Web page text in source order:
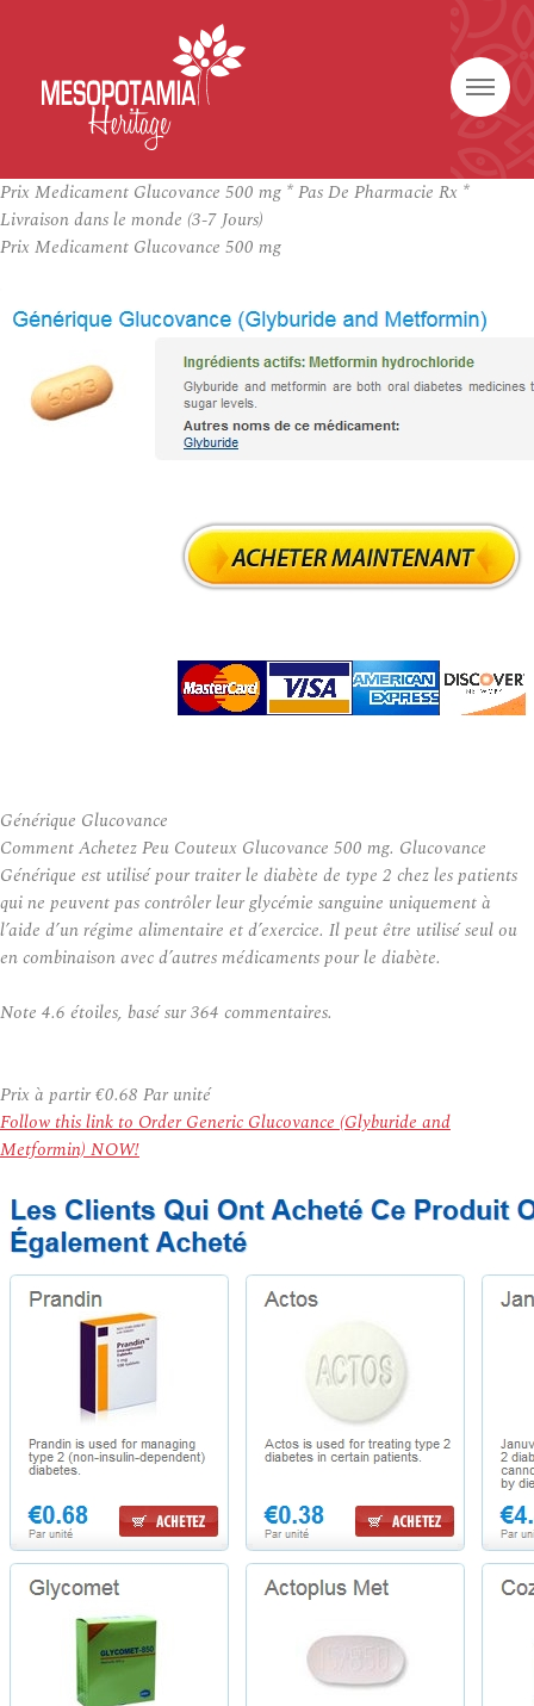
Prix Medicament Glucovance 500 mg * Pas De Pharmacie Rx *
Livraison dans le monde (3-7 Jours)
Prix Medicament Glucovance 500 mg
Générique Glucovance
Comment Achetez Peu Couteux Glucovance 500 mg. Glucovance
Générique est utilisé pour traiter le diabète de type 2 chez les patients
qui ne peuvent pas contrôler leur glycémie sanguine uniquement à
l’aide d’un régime alimentaire et d’exercice. Il peut être utilisé seul ou
en combinaison avec d’autres médicaments pour le diabète.
Note 4.6 étoiles, basé sur364 commentaires.
Prix à partir€0.68 Par unité
Follow this link to Order Generic Glucovance (Glyburide and
Metformin) NOW!